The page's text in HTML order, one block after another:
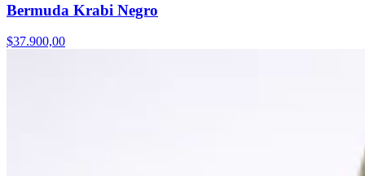
Bermuda Krabi Negro
$37.900,00